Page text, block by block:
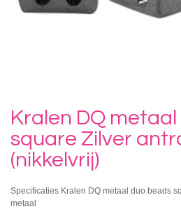
Kralen DQ
square Zilver
(nikkelvrij)
Specificaties Kralen DQ metaal duo beads
metaal